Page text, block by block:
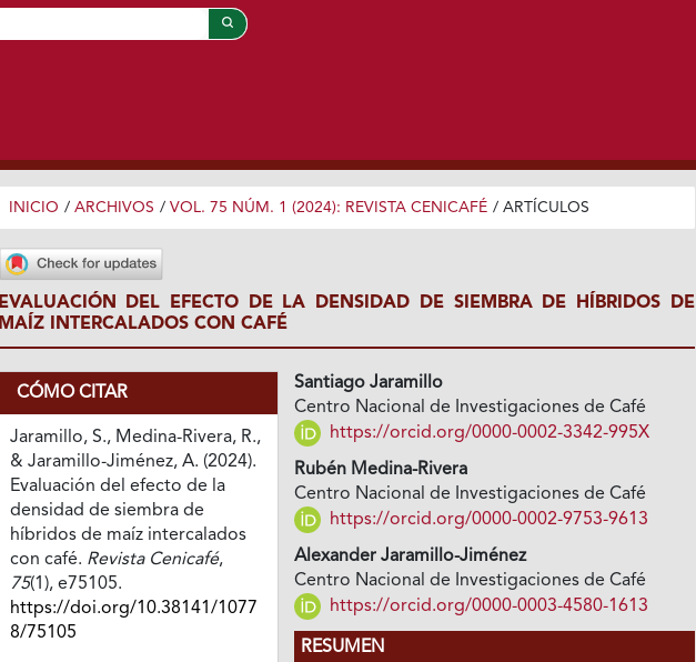
INICIO / ARCHIVOS / VOL. 75 NÚM. 1 (2024): REVISTA CENICAFÉ / ARTÍCULOS
EVALUACIÓN DEL EFECTO DE LA DENSIDAD DE SIEMBRA DE HÍBRIDOS DE
MAÍZ INTERCALADOS CON CAFÉ
CÓMO CITAR
Jaramillo, S., Medina-Rivera, R.,
& Jaramillo-Jiménez, A. (2024).
Evaluación del efecto de la
densidad de siembra de
híbridos de maíz intercalados
con café. Revista Cenicafé,
75(1), e75105.
https://doi.org/10.38141/1077
8/75105
Santiago Jaramillo
Centro Nacional de Investigaciones de Café
https://orcid.org/0000-0002-3342-995X
Rubén Medina-Rivera
Centro Nacional de Investigaciones de Café
https://orcid.org/0000-0002-9753-9613
Alexander Jaramillo-Jiménez
Centro Nacional de Investigaciones de Café
https://orcid.org/0000-0003-4580-1613
RESUMEN